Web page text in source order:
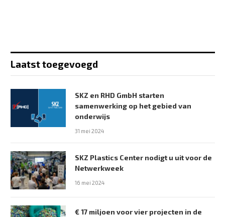
Laatst toegevoegd
SKZ en RHD GmbH starten
samenwerking op het gebied van
onderwijs
31 mei 2024
SKZ Plastics Center nodigt u uit voor de
Netwerkweek
16 mei 2024
€ 17 miljoen voor vier projecten in de